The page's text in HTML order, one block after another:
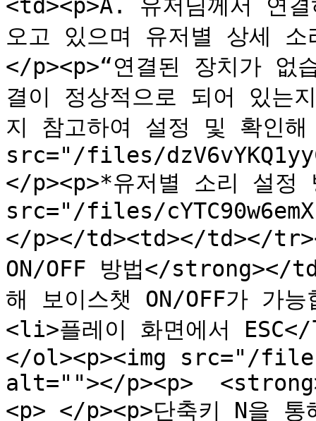
<td><p>A. 유저님께서 연
오고 있으며 유저별 상세
</p><p>“연결된 장치가 없
결이 정상적으로 되어 있는
지 참고하여 설정 및 확인
src="/files/
</p><p>*유저별 소리 설정
src="/files/
</p></td><td></td></
ON/OFF 방법</strong></
해 보이스챗 ON/OFF가 가
<li>플레이 화면에서
</ol><p><img src="/files/
alt=""></p><p>
<p> </p><p>단축키 N을